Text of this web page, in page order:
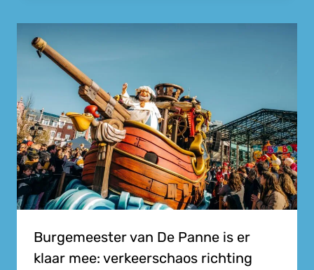
Burgemeester van De Panne is er
klaar mee: verkeerschaos richting